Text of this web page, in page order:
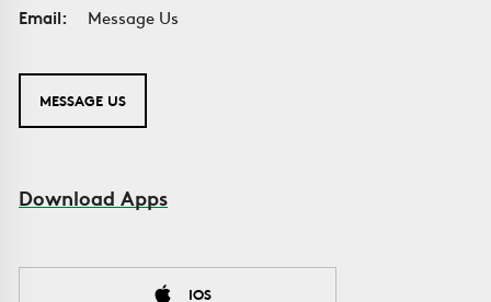
Email:
Message Us
MESSAGE US
Download Apps
IOS